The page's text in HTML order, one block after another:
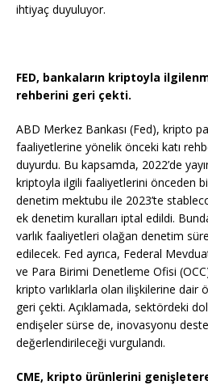
ihtiyaç duyuluyor.
FED, bankaların kriptoyla
rehberini geri çekti.
ABD Merkez Bankası (Fed), kripto
faaliyetlerine yönelik önceki katı
duyurdu. Bu kapsamda, 2022’de
kriptoyla ilgili faaliyetlerini önceden
denetim mektubu ile 2023’te
ek denetim kuralları iptal edildi.
varlık faaliyetleri olağan denetim
edilecek. Fed ayrıca, Federal
ve Para Birimi Denetleme Ofisi
kripto varlıklarla olan ilişkilerine dair
geri çekti. Açıklamada, sektördeki
endişeler sürse de, inovasyonu
değerlendirileceği vurgulandı.
CME, kripto ürünlerini